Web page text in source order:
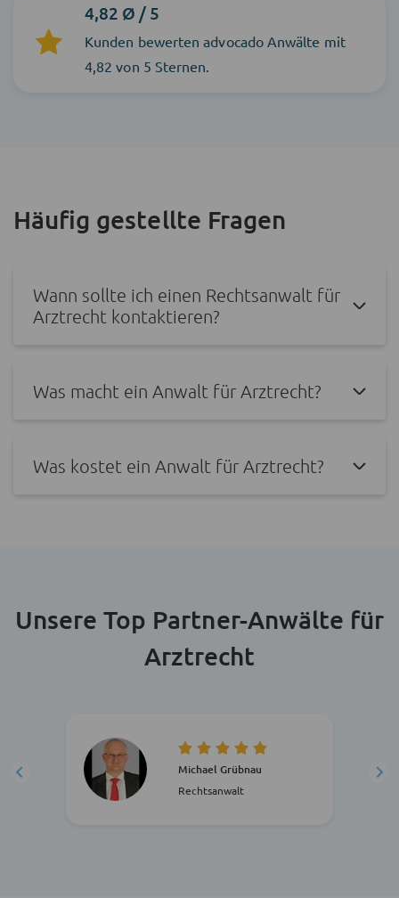
4,82 Ø / 5
Kunden bewerten advocado Anwälte mit
4,82 von 5 Sternen.
Häufig gestellte Fragen
Wann sollte ich einen Rechtsanwalt für
Arztrecht kontaktieren?
Was macht ein Anwalt für Arztrecht?
Was kostet ein Anwalt für Arztrecht?
Unsere Top Partner-Anwälte für
Arztrecht
Michael Grübnau
Rechtsanwalt